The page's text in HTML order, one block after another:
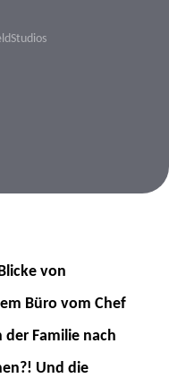
von
Büro vom Chef
der Familie nach
Und die